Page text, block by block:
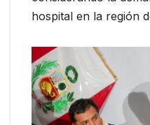
hospital en la región